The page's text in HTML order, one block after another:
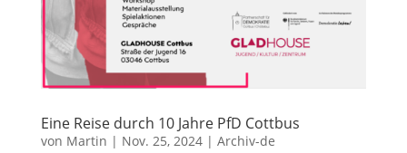
Eine Reise durch 10 Jahre PfD Cottbus
von Martin | Nov. 25, 2024| Archiv-de